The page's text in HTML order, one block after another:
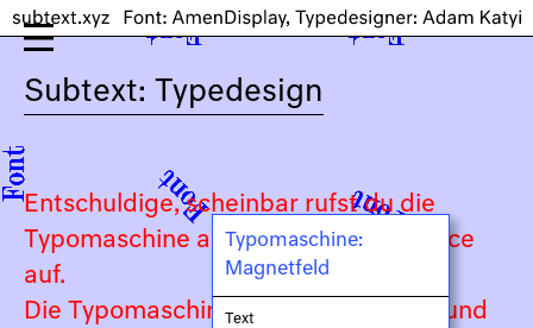
Subtext: Typedesign
Entschuldige, scheinbar rufst du die
Typomaschine auf einem Touch-Device
auf.
Die Typomaschine ist auf Keyboard- und
Typomaschine:
Magnetfeld
Text